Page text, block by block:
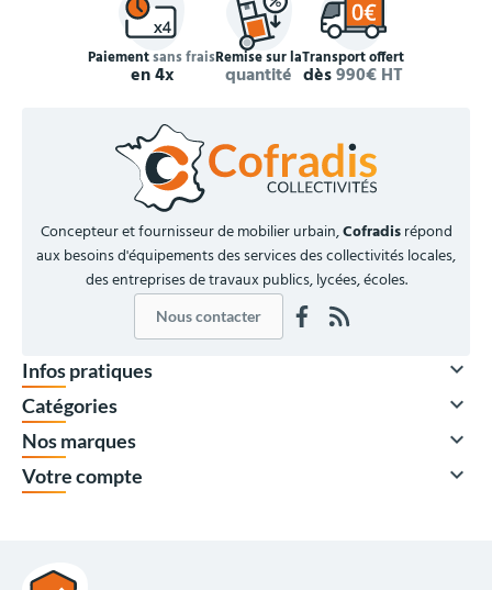
Paiementsans frais
en 4x
Remise sur la
quantité
Transport offert
dès990€ HT
Concepteur et fournisseur de mobilier urbain,Cofradisrépond
aux besoins d'équipements des services des collectivités locales,
des entreprises de travaux publics, lycées, écoles.
Nous contacter
Infos pratiques 
Catégories 
Nos marques 
Votre compte 